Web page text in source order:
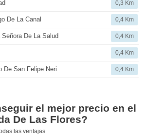
0,3 Km
De La Canal 0,4 Km
De La Salud 0,4 Km
0,4 Km
De San Felipe Neri 0,4 Km
el mejor precio en el
De Las Flores?
las ventajas